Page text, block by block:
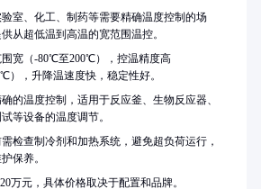
验室、化工、制药等需要精确温度控制的场
从超低温到高温的宽范围温控。
围宽（-80℃至200℃），控温精度高
），升降温速度快，稳定性好。
的温度控制，适用于反应釜、生物反应器、
等设备的温度调节。
检查制冷剂和加热系统，避免超负荷运行，
保养。
万元，具体价格取决于配置和品牌。